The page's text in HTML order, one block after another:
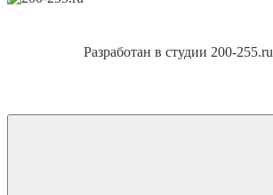
Разработан в студии 200-255.ru